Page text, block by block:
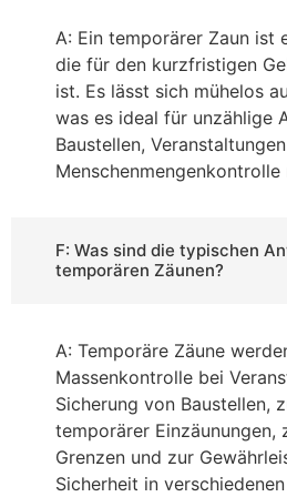
A: Ein temporärer Zaun ist
die für den kurzfristigen
ist. Es lässt sich mühelos
was es ideal für unzählige
Baustellen,
Menschenmengenkontrolle
F: Was sind die typischen
temporären Zäunen?
A: Temporäre Zäune
Massenkontrolle bei
Sicherung von Baustellen,
temporärer Einzäunungen,
Grenzen und zur
Sicherheit in